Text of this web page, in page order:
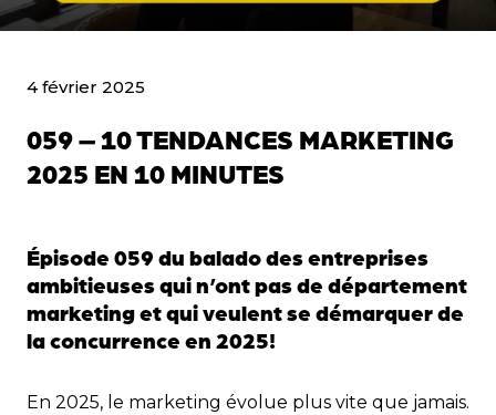
4 février 2025
059 – 10 TENDANCES MARKETING
2025 EN 10 MINUTES
Épisode 059 du balado des entreprises
ambitieuses qui n’ont pas de département
marketing etqui veulent se démarquer de
la concurrence en 2025!
En 2025, le marketing évolue plus vite que jamais.